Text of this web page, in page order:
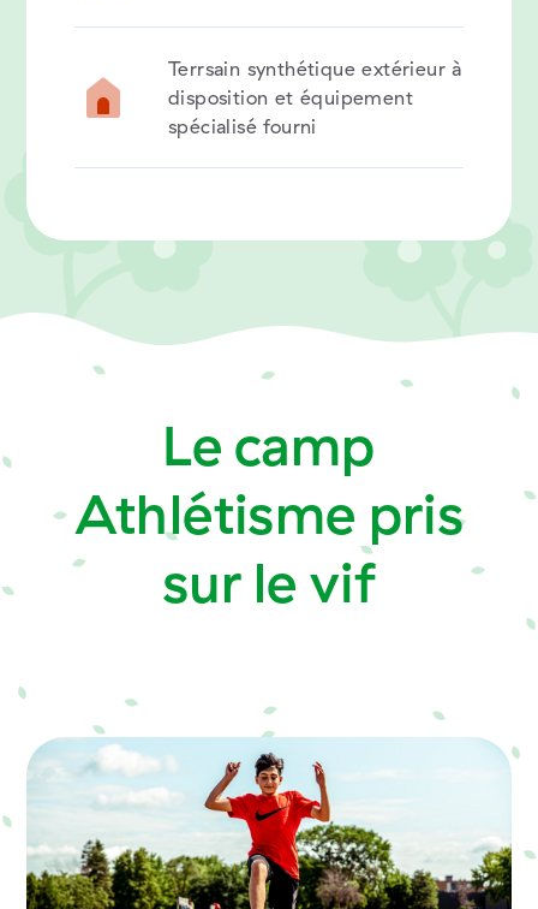
Terrsain synthétique extérieur à
disposition et équipement
spécialisé fourni
Le camp
Athlétisme pris
sur le vif